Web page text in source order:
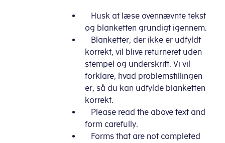
Husk at læse ovennævnte tekst
og blanketten grundigt igennem.
Blanketter, der ikke er udfyldt
korrekt, vil blive returneret uden
stempel og underskrift. Vi vil
forklare, hvad problemstillingen
er, så du kan udfylde blanketten
korrekt.
Please read the above text and
form carefully.
Forms that are not completed